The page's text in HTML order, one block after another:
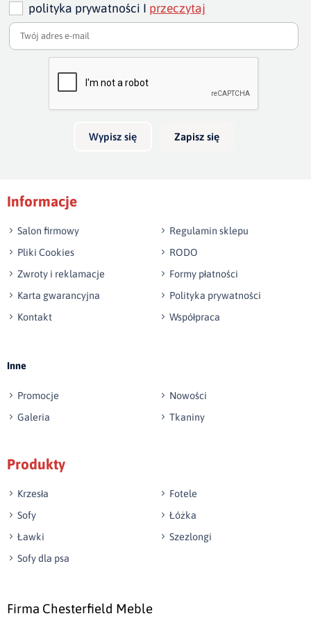
Dodaj opinię o produkcie
Twoja ocena
Bardzo dobry
Twoja opinia o produkcie
Wyślij opinię
polityka prywatności I przeczytaj
Wypisz się Zapisz się
Informacje
Salon firmowy
Regulamin sklepu
Pliki Cookies
RODO
Zwroty i reklamacje
Formy płatności
Karta gwarancyjna
Polityka prywatności
Kontakt
Współpraca
Inne
Promocje
Nowości
Galeria
Tkaniny
Produkty
Krzesła
Fotele
Sofy
Łóżka
Ławki
Szezlongi
Sofy dla psa
Firma Chesterfield Meble